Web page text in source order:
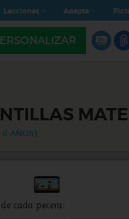
Lecciones Adapta
8 AÑOS)